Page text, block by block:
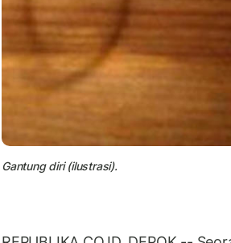
Gantung diri (ilustrasi).